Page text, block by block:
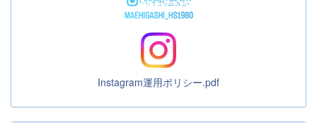
Instagram運用ポリシー.pdf